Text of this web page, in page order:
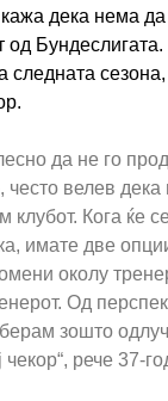
кажа дека нема
од
следната
да не го
често велев дека
клубот. Кога ќе
имате две
околу
Од
зошто
чекор“, рече 37-